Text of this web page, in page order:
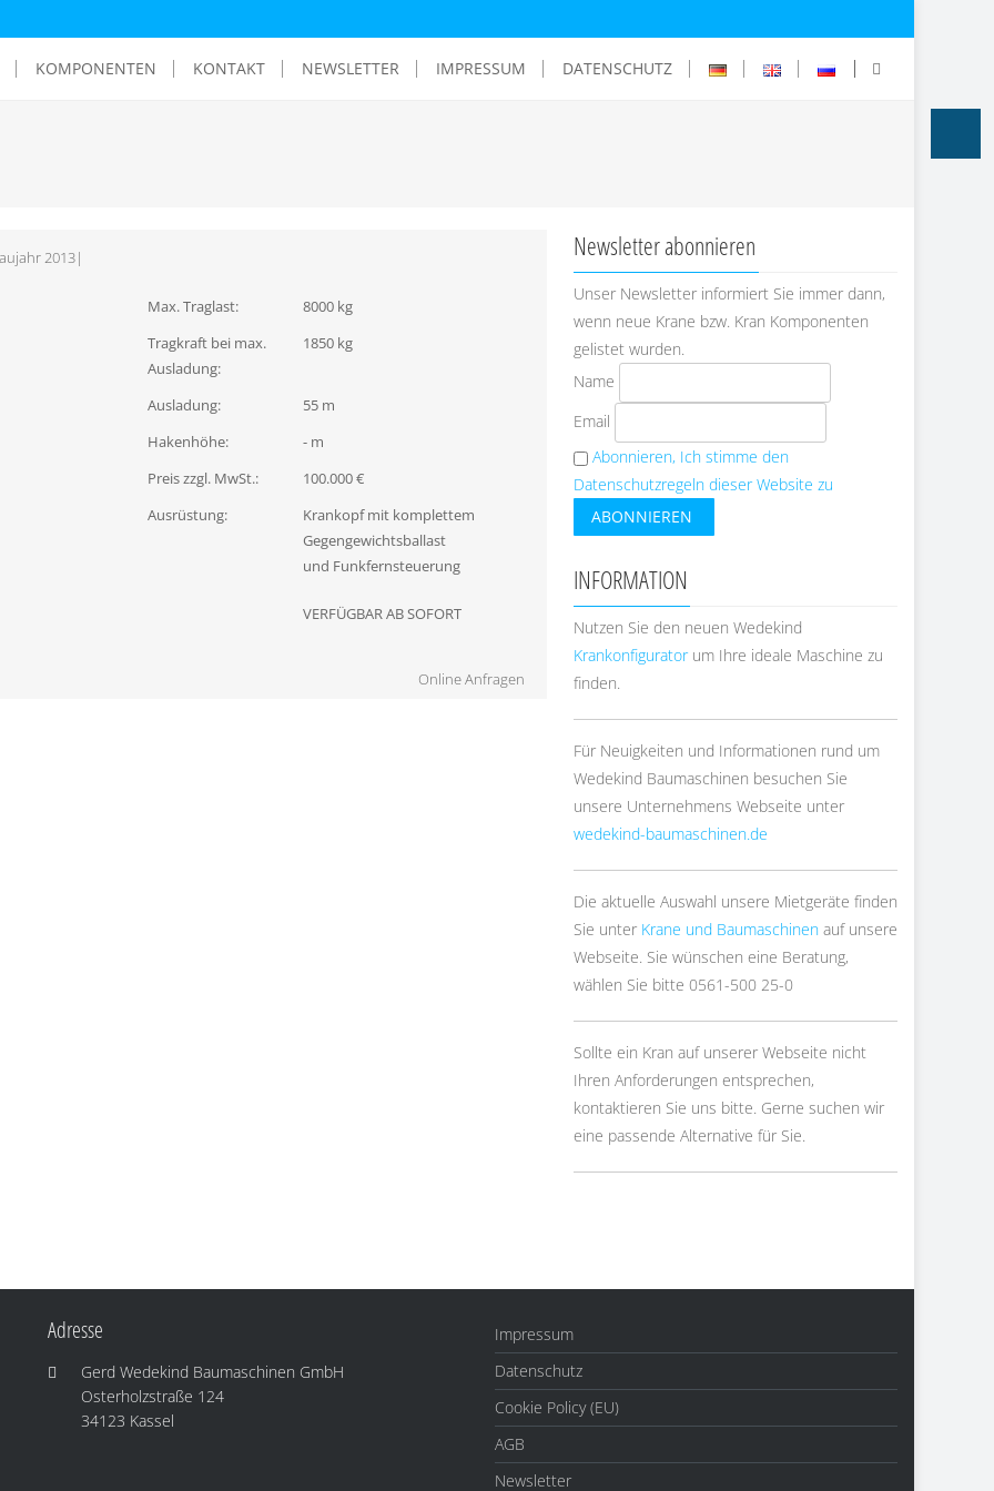
KOMPONENTEN KONTAKT NEWSLETTER IMPRESSUM DATENSCHUTZ
2013|
Max. Traglast:
8000 kg
Tragkraft bei max.
Ausladung:
1850 kg
Ausladung:
55 m
Hakenhöhe:
- m
Preis zzgl. MwSt.:
100.000 €
Ausrüstung:
Krankopf mit komplettem
Gegengewichtsballast
und Funkfernsteuerung
VERFÜGBAR AB SOFORT
Online Anfragen
Newsletter abonnieren
Unser Newsletter informiert Sie immer dann,
wenn neue Krane bzw. Kran Komponenten
gelistet wurden.
Name
Email
Abonnieren, Ich stimme den
Datenschutzregeln dieser Website zu
INFORMATION
Nutzen Sie den neuen Wedekind
Krankonfiguratorum Ihre ideale Maschine zu
finden.
Für Neuigkeiten und Informationen rund um
Wedekind Baumaschinen besuchen Sie
unsere Unternehmens Webseite unter
wedekind-baumaschinen.de
Die aktuelle Auswahl unsere Mietgeräte finden
Sie unter Krane und Baumaschinenauf unsere
Webseite. Sie wünschen eine Beratung,
wählen Sie bitte 0561-500 25-0
Sollte ein Kran auf unserer Webseite nicht
Ihren Anforderungen entsprechen,
kontaktieren Sie uns bitte. Gerne suchen wir
eine passende Alternative für Sie.
Adresse
Gerd Wedekind Baumaschinen GmbH
Osterholzstraße 124
34123 Kassel
Impressum
Datenschutz
Cookie Policy (EU)
AGB
Newsletter